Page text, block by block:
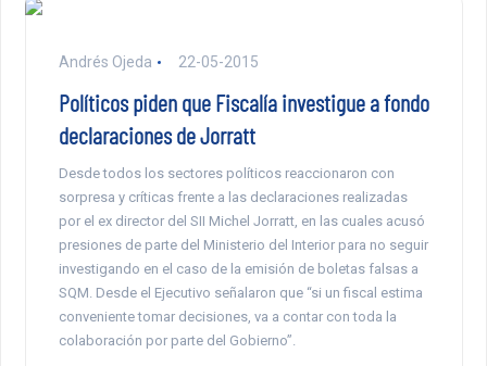
Andrés Ojeda 22-05-2015
Políticos piden que Fiscalía investigue a fondo
declaraciones de Jorratt
Desde todos los sectores políticos reaccionaron con
sorpresa y críticas frente a las declaraciones realizadas
por el ex director del SII Michel Jorratt, en las cuales acusó
presiones de parte del Ministerio del Interior para no seguir
investigando en el caso de la emisión de boletas falsas a
SQM. Desde el Ejecutivo señalaron que “si un fiscal estima
conveniente tomar decisiones, va a contar con toda la
colaboración por parte del Gobierno”.